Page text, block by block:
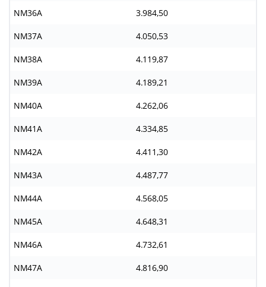
NM36A 3.984,50
NM37A 4.050,53
NM38A 4.119,87
NM39A 4.189,21
NM40A 4.262,06
NM41A 4.334,85
NM42A 4.411,30
NM43A 4.487,77
NM44A 4.568,05
NM45A 4.648,31
NM46A 4.732,61
NM47A 4.816,90